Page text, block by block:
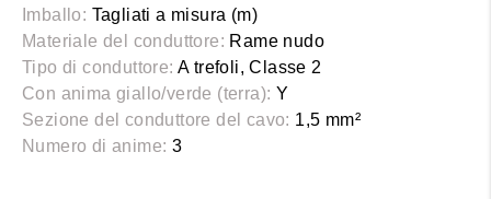
Imballo: Tagliati a misura (m)
Materiale del conduttore: Rame nudo
Tipo di conduttore: A trefoli, Classe 2
Con anima giallo/verde (terra): Y
Sezione del conduttore del cavo: 1,5 mm²
Numero di anime: 3